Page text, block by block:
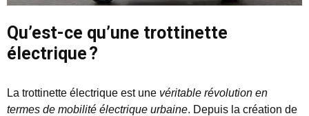
Qu’est-ce qu’une trottinette
électrique ?
La trottinette électrique est une véritable révolution en
termes de mobilité électrique urbaine. Depuis la création de